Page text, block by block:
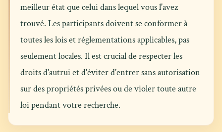
meilleur état que celui dans lequel vous l'avez
trouvé. Les participants doivent se conformer à
toutes les lois et réglementations applicables, pas
seulement locales. Il est crucial de respecter les
droits d'autrui et d'éviter d'entrer sans autorisation
sur des propriétés privées ou de violer toute autre
loi pendant votre recherche.